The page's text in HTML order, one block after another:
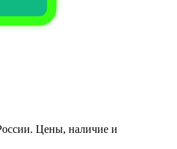
Цены, наличие и